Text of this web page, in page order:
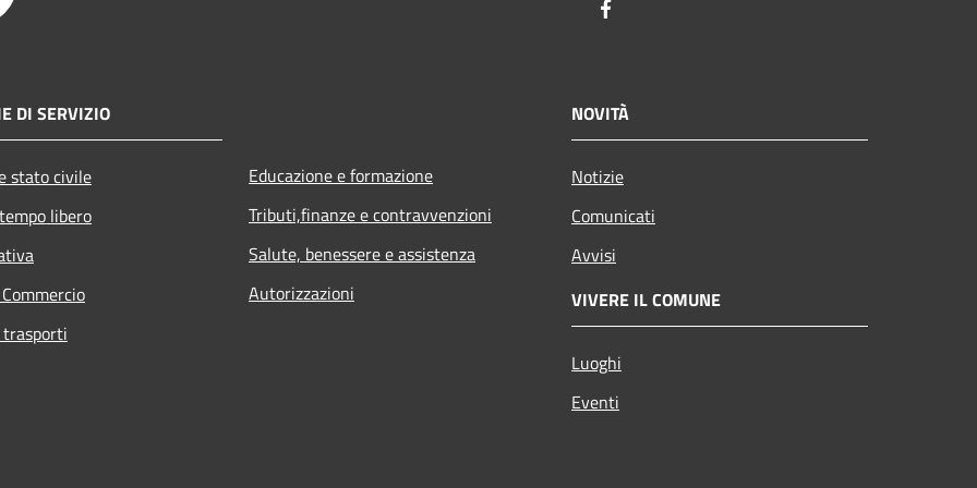
DI SERVIZIO
stato civile
libero
Educazione e formazione
Tributi,finanze e contravvenzioni
Salute, benessere e assistenza
Autorizzazioni
NOVITÀ
Notizie
Comunicati
Avvisi
VIVERE IL COMUNE
Luoghi
Eventi